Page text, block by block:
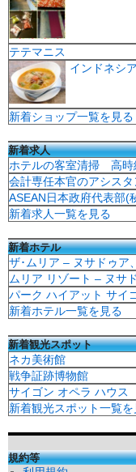
テテマニス
インドネシ
新着ショップ一覧を見る
新着求人
ホテルの客室清掃 高時
会計専任本官のアシスタ
ASEAN日本政府代表部(
新着求人一覧を見る
新着ホテル
ザ･ムリア – ヌサドゥア
ムリア リゾート – ヌサ
パーク ハイアット サイ
新着ホテル一覧を見る
新着観光スポット
ネカ美術館
戦争証跡博物館
サイゴン オペラ ハウス
新着観光スポット一覧を
規約等